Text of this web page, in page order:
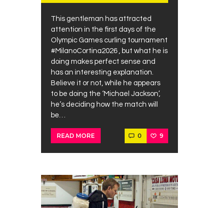
This gentleman has attracted
attention in the first days of the
Olympic Games curling tournament
#MilanoCortina2026 , but what he is
doing makes perfect sense and
has an interesting explanation.
Believe it or not, while he appears
to be doing the ‘Michael Jackson’,
he’s deciding how the match will
be…
READ MORE 0 9